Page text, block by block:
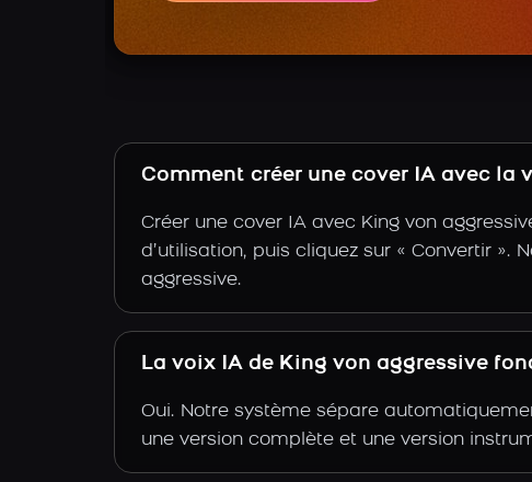
Comment créer une cover IA avec la
Créer une cover IA avec King von
d’utilisation, puis cliquez sur « Convertir ».
aggressive.
La voix IA de King von aggressive
Oui. Notre système sépare
une version complète et une version